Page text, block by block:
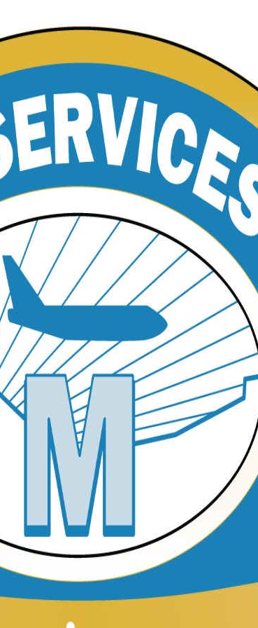
y ofertas especiales de MTOM.
Suscribirme